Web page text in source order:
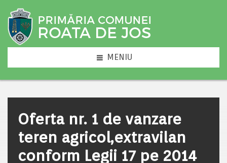
MENIU
Oferta nr. 1 de vanzare
teren agricol,extravilan
conform Legii 17 pe 2014